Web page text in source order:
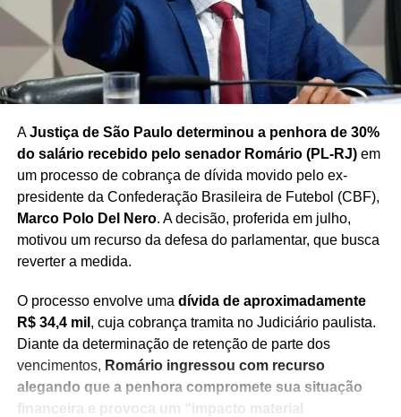
AJustiça de São Paulo determinou a penhora de 30%
do salário recebido pelo senador Romário (PL-RJ)em
um processo de cobrança de dívida movido pelo ex-
presidente da Confederação Brasileira de Futebol (CBF),
Marco Polo Del Nero. A decisão, proferida em julho,
motivou um recurso da defesa do parlamentar, que busca
reverter a medida.
O processo envolve uma dívida de aproximadamente
R$ 34,4 mil , cuja cobrança tramita no Judiciário paulista.
Diante da determinação de retenção de parte dos
vencimentos, Romário ingressou com recurso
alegando que a penhora compromete sua situação
financeira e provoca um “impacto material